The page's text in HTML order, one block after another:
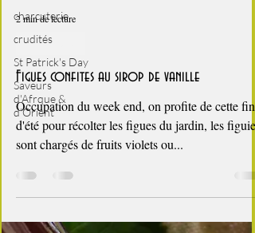
charcuterie
crudités
St Patrick's Day
Saveurs
d'Afrque &
d'Orient
C'est l'été !
Figues confites au sirop de vanille
Occupation du week end, on profite de cette fin
sont chargés de fruits violets ou...